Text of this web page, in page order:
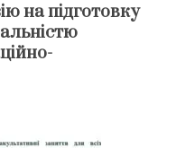
на підготовку